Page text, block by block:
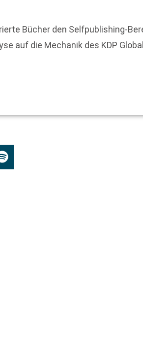
Bücher den Selfpublishing-
auf die Mechanik des KDP